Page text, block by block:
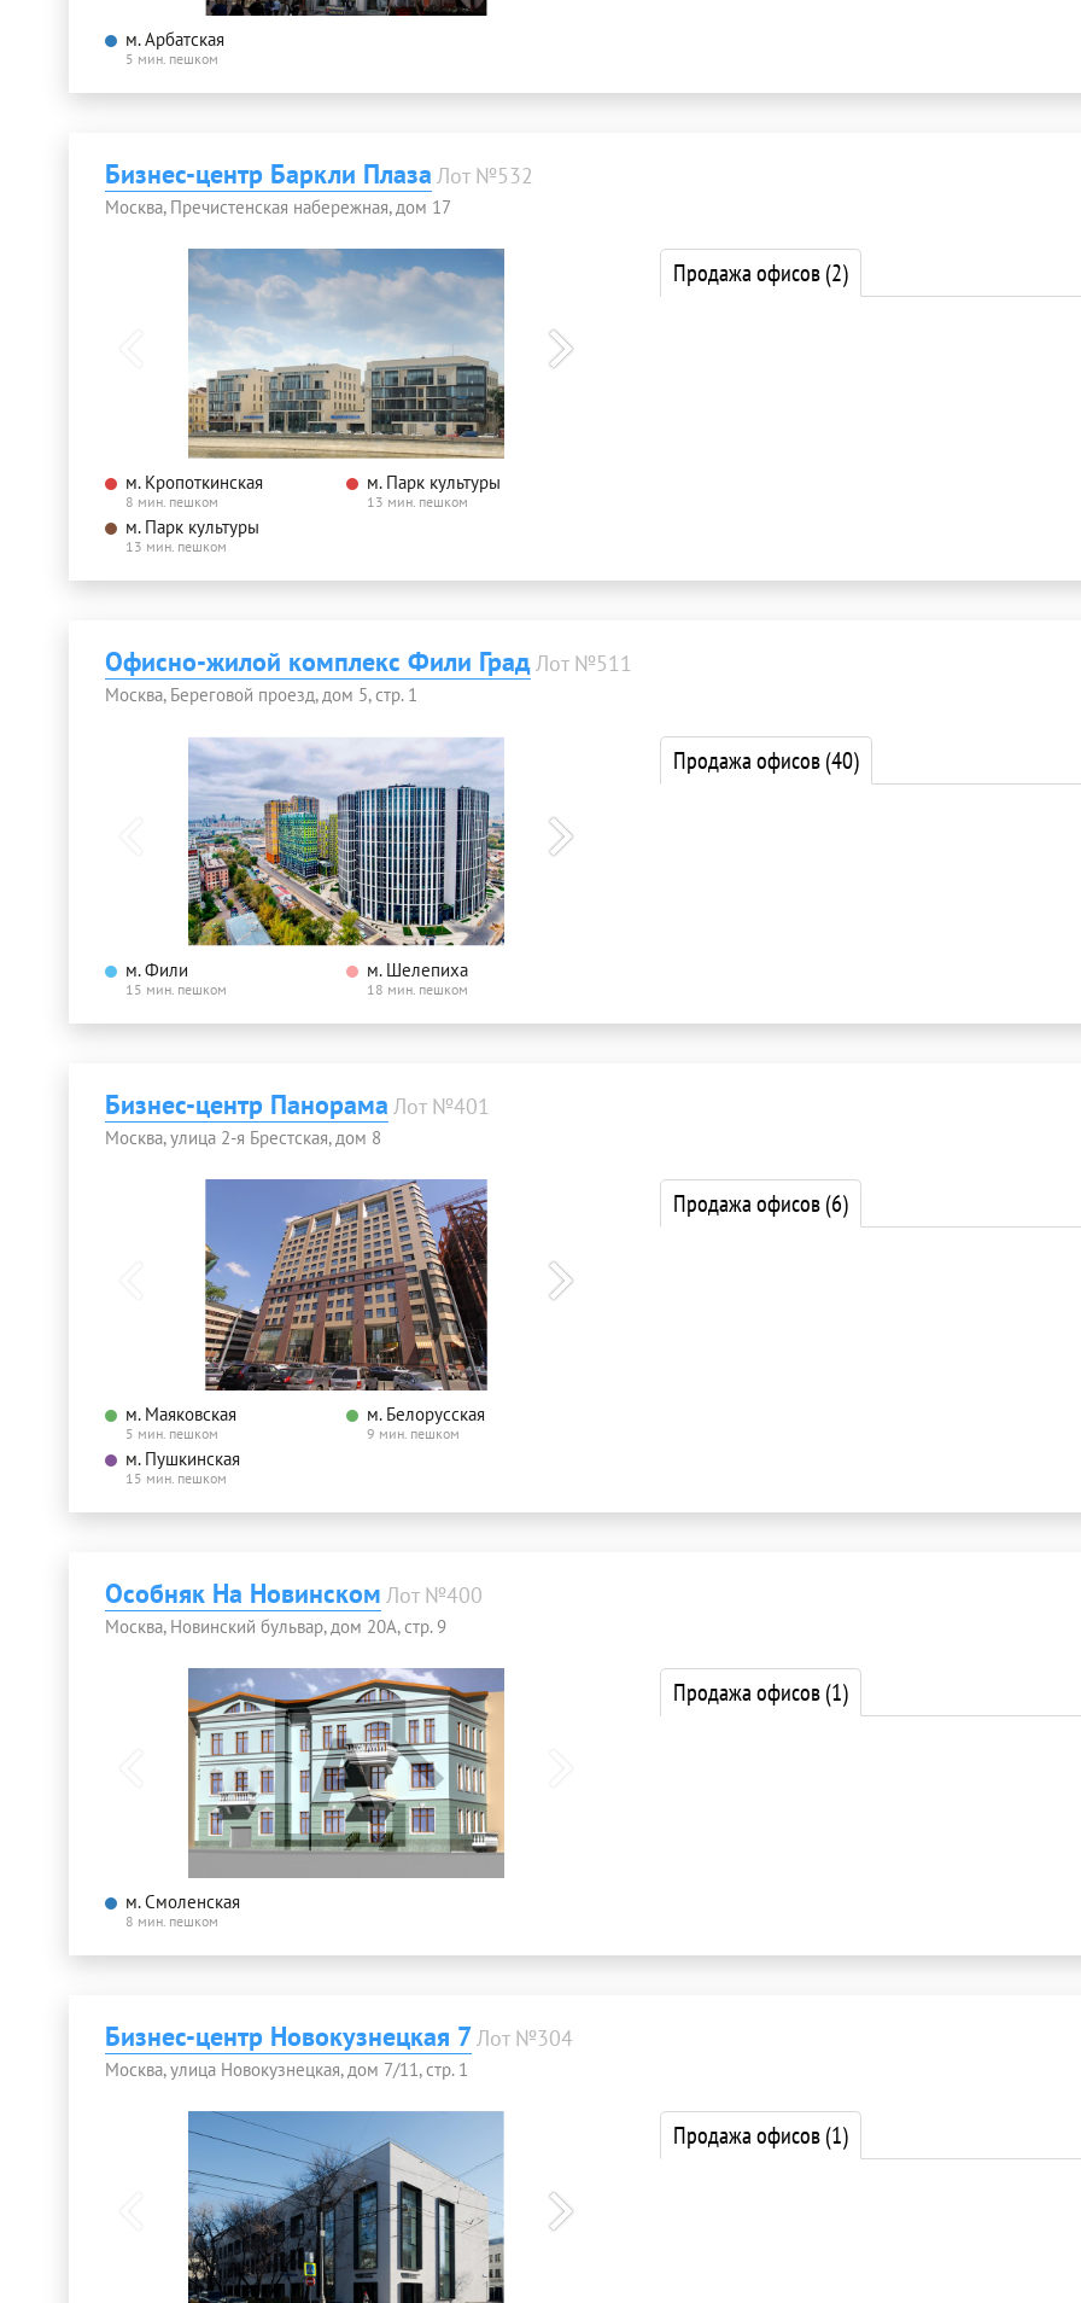
м. Арбатская
5 мин. пешком
Бизнес-центр Баркли Плаза Лот №532
Москва, Пречистенская набережная, дом 17
м. Кропоткинская
8 мин. пешком
м. Парк культуры
13 мин. пешком
м. Парк культуры
13 мин. пешком
Продажа офисов(2)
Офисно-жилой комплекс Фили ГрадЛот №511
Москва, Береговой проезд, дом 5, стр. 1
м. Фили
15 мин. пешком
м. Шелепиха
18 мин. пешком
Продажа офисов(40)
Бизнес-центр Панорама Лот №401
Москва, улица 2-я Брестская, дом 8
м. Маяковская
5 мин. пешком
м. Белорусская
9 мин. пешком
м. Пушкинская
15 мин. пешком
Продажа офисов(6)
Особняк На Новинском Лот №400
Москва, Новинский бульвар, дом 20А, стр. 9
м. Смоленская
8 мин. пешком
Продажа офисов(1)
Бизнес-центр Новокузнецкая 7Лот №304
Москва, улица Новокузнецкая, дом 7/11, стр. 1
Продажа офисов(1)